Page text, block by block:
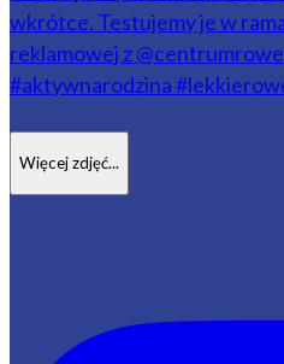
Więcej zdjęć...